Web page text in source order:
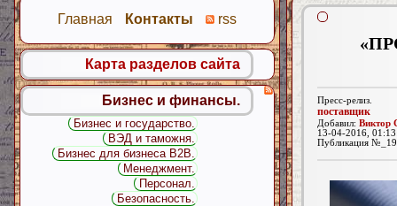
Пресс-релиз.
поставщик
Добавил: Виктор
13-04-2016,
Публикация
Главная Контакты rss
Карта разделов сайта
Бизнес и финансы.
Бизнес и государство.
ВЭД и таможня.
Бизнес для бизнеса B2B.
Менеджмент.
Персонал.
Безопасность.